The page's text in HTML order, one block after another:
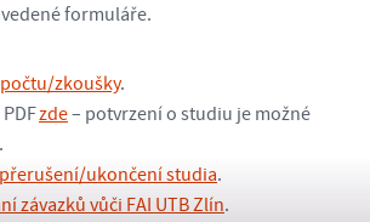
formuláře.
zkoušky.
PDFzde– potvrzení o studiu je možné
ukončení studia.
závazků vůči FAI UTB Zlín.